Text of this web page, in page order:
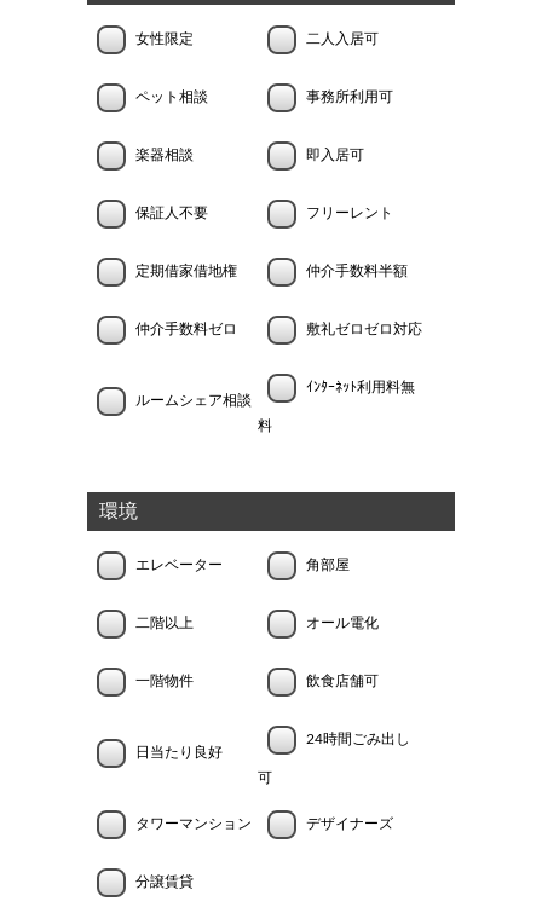
女性限定 二人入居可
ペット相談 事務所利用可
楽器相談 即入居可
保証人不要 フリーレント
定期借家借地権 仲介手数料半額
仲介手数料ゼロ 敷礼ゼロゼロ対応
ルームシェア相談
ｲﾝﾀｰﾈｯﾄ利用料無
料
環境
エレベーター 角部屋
二階以上 オール電化
一階物件 飲食店舗可
日当たり良好
24時間ごみ出し
可
タワーマンション デザイナーズ
分譲賃貸